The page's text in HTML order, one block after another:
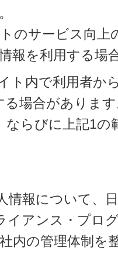
のサービス向上
報を利用する場
ト内で利用者か
る場合がありま
ならびに上記1の
情報について、
イアンス・プロ
内の管理体制を